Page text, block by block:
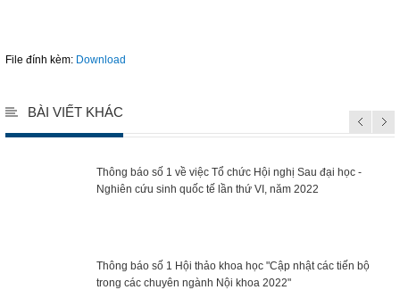
File đính kèm: Download
BÀI VIẾT KHÁC
Thông báo số 1 về việc Tổ chức Hội nghị Sau đại học -
Nghiên cứu sinh quốc tế lần thứ VI, năm 2022
Thông báo số 1 Hội thảo khoa học "Cập nhật các tiến bộ
trong các chuyên ngành Nội khoa 2022"